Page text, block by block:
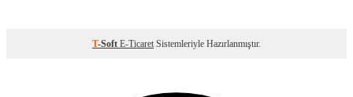
T-Soft E-Ticaret Sistemleriyle Hazırlanmıştır.